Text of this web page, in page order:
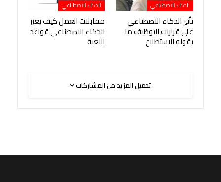
الذكاء الاصطناعي
تأثير الذكاء الاصطناعي
على قرارات التوظيف ما
يقوله الاستطلاع
الذكاء الاصطناعي
مقابلات العمل كيف يغير
الذكاء الاصطناعي قواعد
اللعبة
تحميل المزيد من المشاركات